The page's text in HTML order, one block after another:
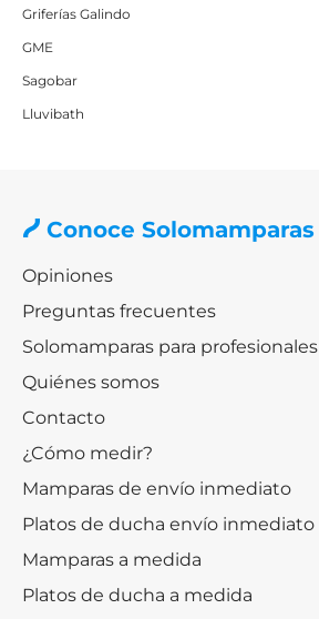
Griferías Galindo
GME
Sagobar
Lluvibath
Conoce Solomamparas
Opiniones
Preguntas frecuentes
Solomamparas para profesionales
Quiénes somos
Contacto
¿Cómo medir?
Mamparas de envío inmediato
Platos de ducha envío inmediato
Mamparas a medida
Platos de ducha a medida